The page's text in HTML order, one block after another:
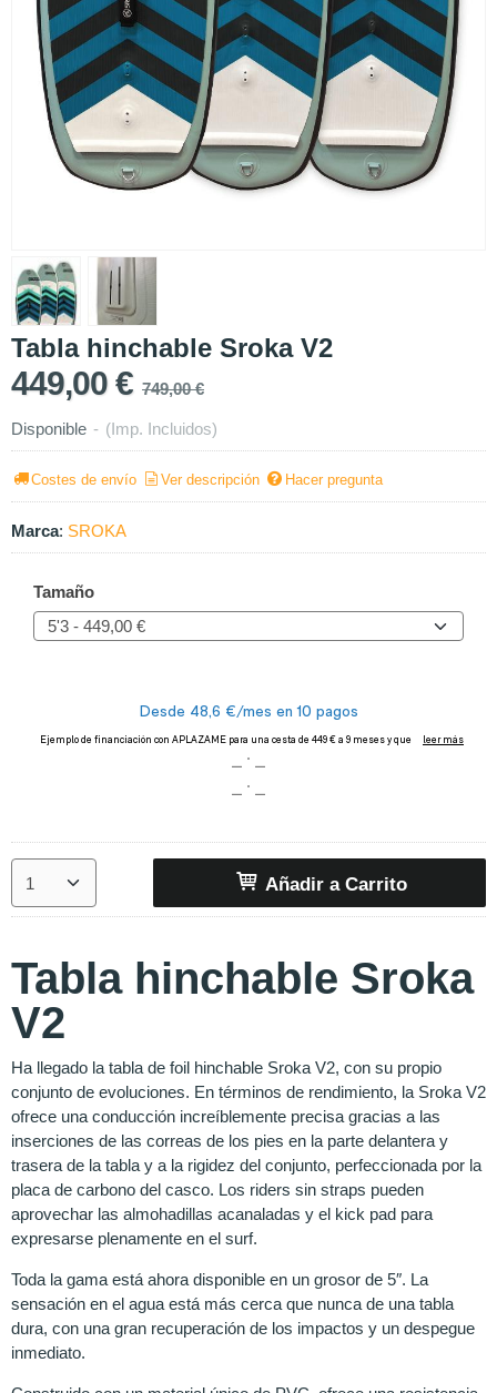
Tabla hinchable Sroka V2
449,00 € 749,00 €
Disponible - (Imp. Incluidos)
Costes de envío Ver descripción Hacer pregunta
Marca: SROKA
Tamaño
Añadir a Carrito
Tabla hinchable Sroka
V2
Ha llegado la tabla de foil hinchable Sroka V2, con su propio
conjunto de evoluciones. En términos de rendimiento, la Sroka V2
ofrece una conducción increíblemente precisa gracias a las
inserciones de las correas de los pies en la parte delantera y
trasera de la tabla y a la rigidez del conjunto, perfeccionada por la
placa de carbono del casco. Los riders sin straps pueden
aprovechar las almohadillas acanaladas y el kick pad para
expresarse plenamente en el surf.
Toda la gama está ahora disponible en un grosor de 5″. La
sensación en el agua está más cerca que nunca de una tabla
dura, con una gran recuperación de los impactos y un despegue
inmediato.